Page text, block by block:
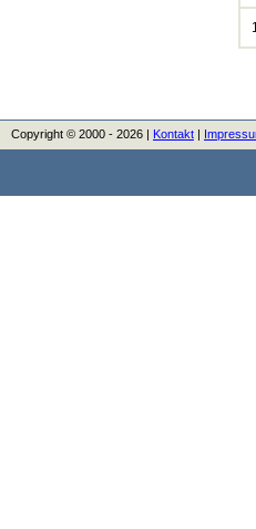
Copyright © 2000 - 2026 | Kontakt |